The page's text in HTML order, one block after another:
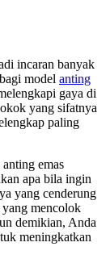
incaran banyak
model anting
gaya di
yang sifatnya
paling
emas
apa bila ingin
yang cenderung
yang mencolok
demikian, Anda
meningkatkan